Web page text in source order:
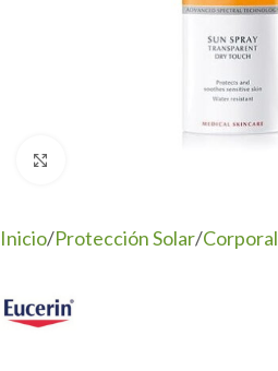
Inicio/Protección Solar/Corporal